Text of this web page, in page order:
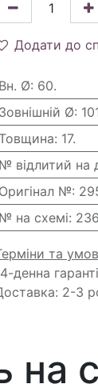
Додати до
Вн. Ø: 60.
Зовнішній Ø:
Товщина: 17.
№ відлитий на
Оригінал №:
№ на схемі: 236
та
денна
2-3
на